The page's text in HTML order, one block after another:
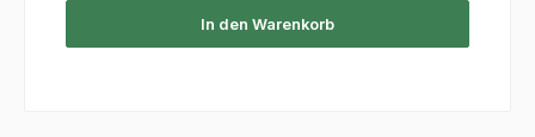
In den Warenkorb